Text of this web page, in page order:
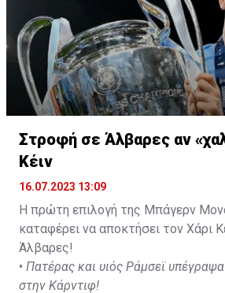
Στροφή σε Άλβαρες αν
Κέιν
16.07.2023 13:09
Η πρώτη επιλογή της Μπάγερν
καταφέρει να αποκτήσει τον Χάρι
Άλβαρες!
• Πατέρας και υιός Ράμσεϊ
στην Κάρντιφ!